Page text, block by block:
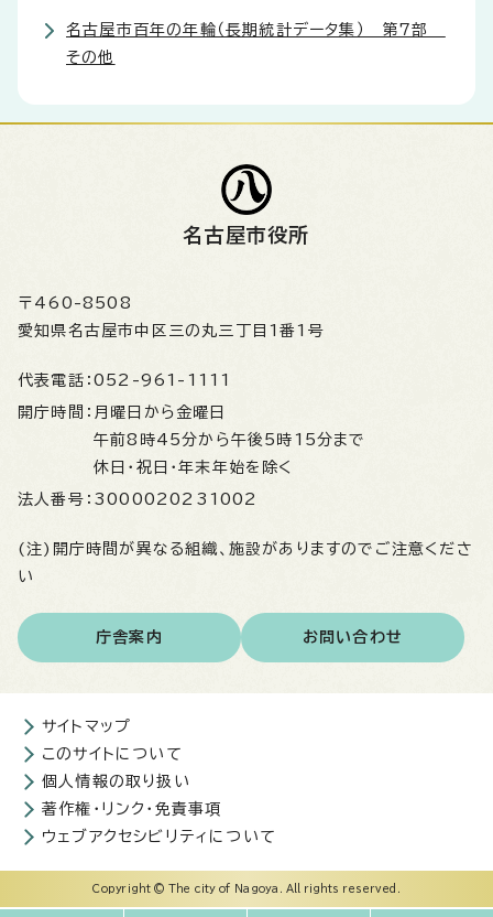
名古屋市百年の年輪（長期統計データ集） 第7部
その他
名古屋市役所
〒460-8508
愛知県名古屋市中区三の丸三丁目1番1号
代表電話： 052-961-1111
開庁時間： 月曜日から金曜日
午前8時45分から午後5時15分まで
休日・祝日・年末年始を除く
法人番号： 3000020231002
(注)開庁時間が異なる組織、施設がありますのでご注意くださ
い
庁舎案内 お問い合わせ
サイトマップ
このサイトについて
個人情報の取り扱い
著作権・リンク・免責事項
ウェブアクセシビリティについて
Copyright © The city of Nagoya. All rights reserved.